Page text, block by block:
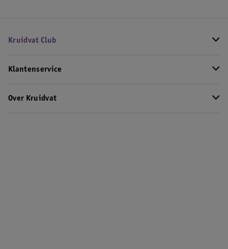
Kruidvat Club
Klantenservice
Over Kruidvat